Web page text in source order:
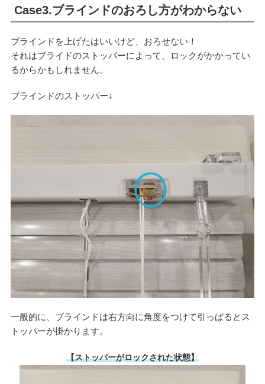
Case3.ブラインドのおろし方がわからない
ブラインドを上げたはいいけど、おろせない！
それはブライドのストッパーによって、ロックがかかってい
るからかもしれません。
ブラインドのストッパー↓
一般的に、ブラインドは右方向に角度をつけて引っぱるとス
トッパーが掛かります。
【ストッパーがロックされた状態】